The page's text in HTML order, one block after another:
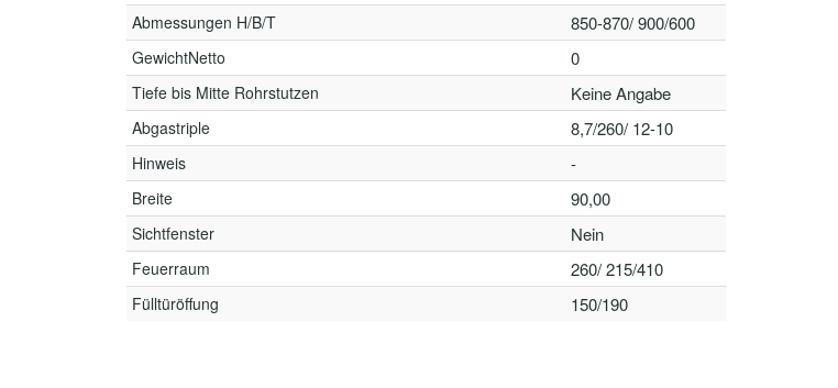
Abmessungen H/B/T 850-870/ 900/600
GewichtNetto 0
Tiefe bis Mitte Rohrstutzen Keine Angabe
Abgastriple 8,7/260/ 12-10
Hinweis -
Breite 90,00
Sichtfenster Nein
Feuerraum 260/ 215/410
Fülltüröffung 150/190